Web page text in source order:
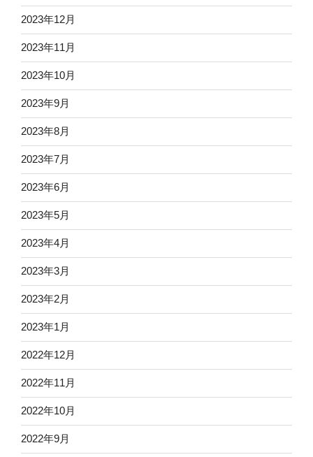
2023年12月
2023年11月
2023年10月
2023年9月
2023年8月
2023年7月
2023年6月
2023年5月
2023年4月
2023年3月
2023年2月
2023年1月
2022年12月
2022年11月
2022年10月
2022年9月